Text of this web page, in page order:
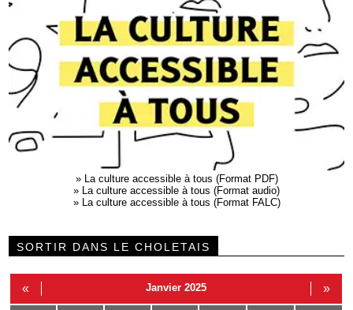
» La culture accessible à tous (Format PDF)
» La culture accessible à tous (Format audio)
» La culture accessible à tous (Format FALC)
SORTIR DANS LE CHOLETAIS
« Janvier 2025 »